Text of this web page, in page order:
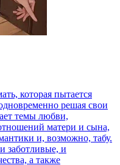
которая пытается
решая свои
темы любви,
матери и сына,
и, возможно, табу.
заботливые, и
а также